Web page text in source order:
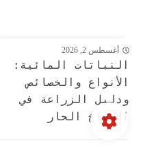
أغسطس 2, 2026
النباتات المائية:
الأنواع والخصائص
ودليل الزراعة في
المناخ الحار